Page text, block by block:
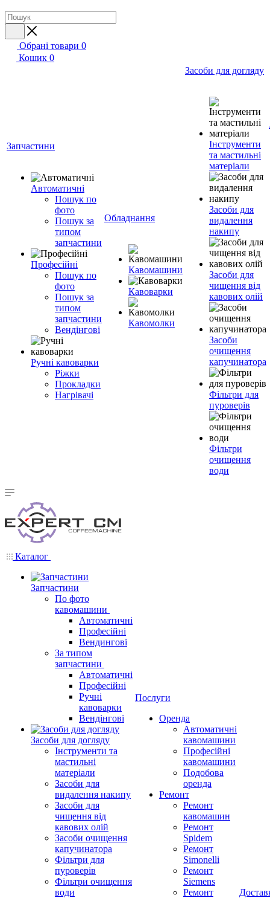
Обрані товари 0
Кошик 0
Запчастини
Автоматичні
Пошук по
фото
Пошук за
типом
запчастини
Професійні
Пошук по
фото
Пошук за
типом
запчастини
Вендінгові
Ручні кавоварки
Ріжки
Прокладки
Нагрівачі
Обладнання
Кавомашини
Кавоварки
Кавомолки
Засоби для догляду
Інструменти
та мастильні
матеріали
Засоби для
видалення
накипу
Засоби для
чищення від
кавових олій
Засоби
очищення
капучинатора
Фільтри для
пуроверів
Фільтри
очищення
води
Каталог
Запчастини
По фото
кавомашини
Автоматичні
Професійні
Вендингові
За типом
запчастини
Автоматичні
Професійні
Ручні
кавоварки
Вендінгові
Засоби для догляду
Інструменти та
мастильні
матеріали
Засоби для
видалення накипу
Засоби для
чищення від
кавових олій
Засоби очищення
капучинатора
Фільтри для
пуроверів
Фільтри очищення
води
Послуги
Оренда
Автоматичні
кавомашини
Професійні
кавомашини
Подобова
оренда
Ремонт
Ремонт
кавомашин
Ремонт
Spidem
Ремонт
Simonelli
Ремонт
Siemens
Ремонт